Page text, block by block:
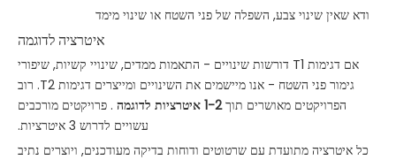
ודא שאין שינוי צבע, השפלה של פני השטח או שינוי מימד
איטרציה לדוגמה
אם דגימות T1 דורשות שינויים - התאמות ממדים, שינויי קשיות, שיפורי
גימור פני השטח - אנו מיישמים את השינויים ומייצרים דגימות T2. רוב
הפרויקטים מאושרים תוך1-2 איטרציות לדוגמה
. פרויקטים מורכבים
עשויים לדרוש 3 איטרציות.
כל איטרציה מתועדת עם שרטוטים ודוחות בדיקה מעודכנים, ויוצרים נתיב